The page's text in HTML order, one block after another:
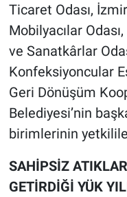
Ticaret Odası,
Mobilyacılar
ve Sanatkârlar
Konfeksiyoncular
Geri Dönüşüm
Belediyesi’nin
birimlerinin
SAHİPSİZ
GETİRDİĞİ YÜK